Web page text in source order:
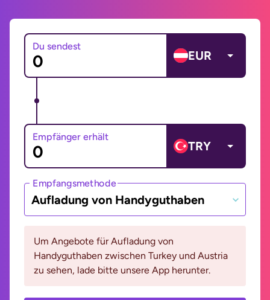
Du sendest
EUR
Empfänger erhält
TRY
Empfangsmethode
Aufladung von Handyguthaben
Um Angebote für Aufladung von
Handyguthaben zwischen Turkey und Austria
zu sehen, lade bitte unsere App herunter.